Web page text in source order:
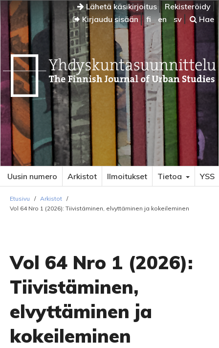
Lähetä käsikirjoitus
Rekisteröidy
Kirjaudu sisään
fi en sv Hae
Uusin numero Arkistot Ilmoitukset Tietoa YSS
Etusivu / Arkistot /
Vol 64 Nro 1 (2026): Tiivistäminen, elvyttäminen ja kokeileminen
Vol 64 Nro 1 (2026):
Tiivistäminen,
elvyttäminen ja
kokeileminen